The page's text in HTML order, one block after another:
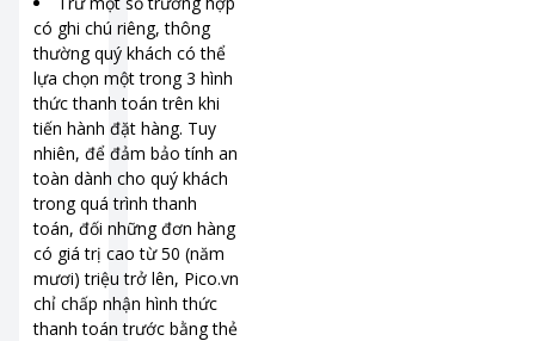
có ghi chú riêng, thông
thường quý khách có thể
lựa chọn một trong 3 hình
thức thanh toán trên khi
tiến hành đặt hàng. Tuy
nhiên, để đảm bảo tính an
toàn dành cho quý khách
trong quá trình thanh
toán, đối những đơn hàng
có giá trị cao từ 50 (năm
mươi) triệu trở lên, Pico.vn
chỉ chấp nhận hình thức
thanh toán trước bằng thẻ